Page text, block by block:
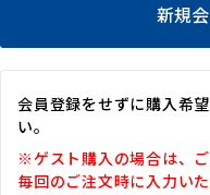
新規
会員登録をせずに購入希
い。
※ゲスト購入の場合は、
毎回のご注文時に入力い